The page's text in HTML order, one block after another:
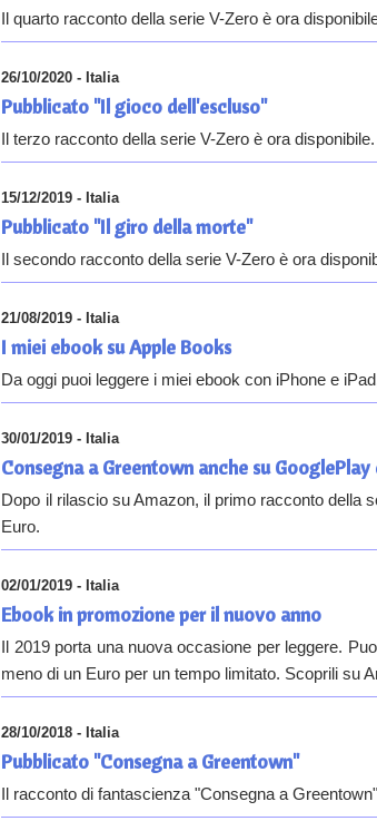
Il quarto racconto della serie V-Zero è ora
26/10/2020 - Italia
Pubblicato "Il gioco dell'escluso"
Il terzo racconto della serie V-Zero è ora
15/12/2019 - Italia
Pubblicato "Il giro della morte"
Il secondo racconto della serie V-Zero è ora
21/08/2019 - Italia
I miei ebook su Apple Books
Da oggi puoi leggere i miei ebook con iPhone e
30/01/2019 - Italia
Consegna a Greentown anche su GooglePlay
Dopo il rilascio su Amazon, il primo racconto della
Euro.
02/01/2019 - Italia
Ebook in promozione per il nuovo anno
Il 2019 porta una nuova occasione per leggere.
meno di un Euro per un tempo limitato. Scoprili su
28/10/2018 - Italia
Pubblicato "Consegna a Greentown"
Il racconto di fantascienza "Consegna a